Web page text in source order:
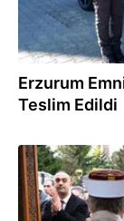
Erzurum
Teslim Edildi
02.10.2024